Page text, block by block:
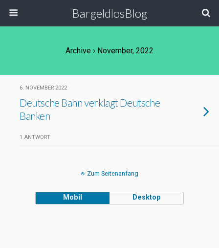
BargeldlosBlog
Archive › November, 2022
6. NOVEMBER 2022
Deutsche Bahn verklagt Deutsche
Banken
1 ANTWORT
Zum Seitenanfang
Mobil Desktop